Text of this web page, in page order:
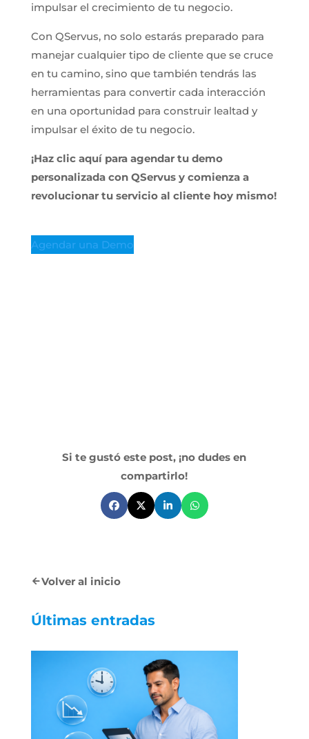
impulsar el crecimiento de tu negocio.
Con QServus, no solo estarás preparado para
manejar cualquier tipo de cliente que se cruce
en tu camino, sino que también tendrás las
herramientas para convertir cada interacción
en una oportunidad para construir lealtad y
impulsar el éxito de tu negocio.
¡Haz clic aquí para agendar tu demo
personalizada con QServus y comienza a
revolucionar tu servicio al cliente hoy mismo!
Agendar una Demo
Si te gustó este post, ¡no dudes en
compartirlo!
Volver al inicio
Últimas entradas